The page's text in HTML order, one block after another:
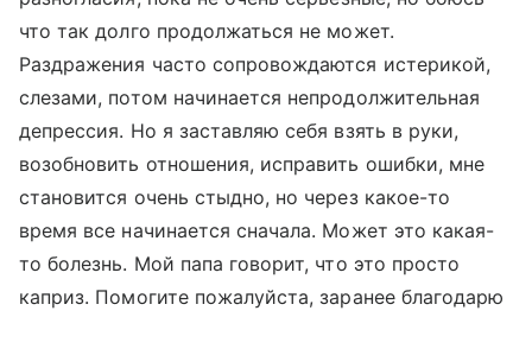
что так долго продолжаться не может.
Раздражения часто сопровождаются истерикой,
слезами, потом начинается непродолжительная
депрессия. Но я заставляю себя взять в руки,
возобновить отношения, исправить ошибки, мне
становится очень стыдно, но через какое-то
время все начинается сначала. Может это какая-
то болезнь. Мой папа говорит, что это просто
каприз. Помогите пожалуйста, заранее благодарю